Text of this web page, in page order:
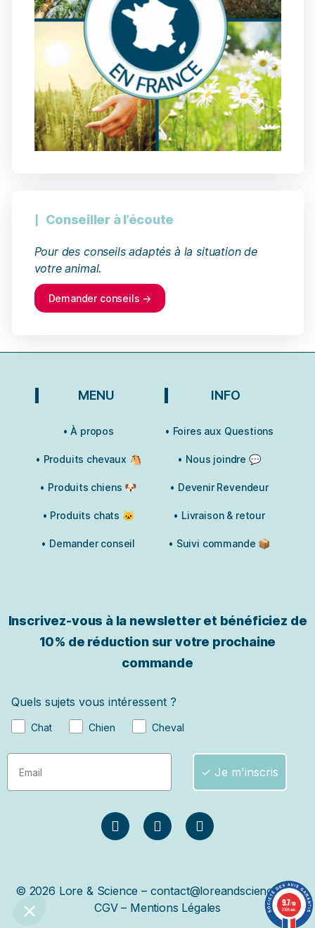
Conseiller à l’écoute
Pour des conseils adaptés à la situation de
votre animal.
Demander conseils →
MENU
• À propos
• Produits chevaux 🐴
• Produits chiens 🐶
• Produits chats 🐱
• Demander conseil
INFO
• Foires aux Questions
• Nous joindre 💬
• Devenir Revendeur
• Livraison & retour
• Suivi commande 📦
Inscrivez-vous à la newsletter et bénéficiez de
10% de réduction sur votre prochaine
commande
Quels sujets vous intéressent ?
Chat Chien Cheval
✓ Je m'inscris
© 2026 Lore & Science – contact@loreandscience.fr –
CGV– Mentions Légales 9.7/10
2168 avis